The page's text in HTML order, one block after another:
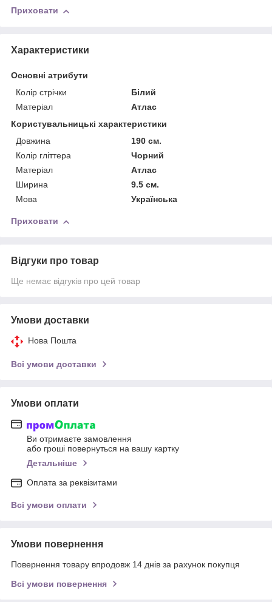
Приховати
Характеристики
Основні атрибути
Колір стрічки
Білий
Матеріал
Атлас
Користувальницькі характеристики
Довжина
190 см.
Колір гліттера
Чорний
Матерiал
Атлас
Ширина
9.5 см.
Мова
Українська
Приховати
Відгуки про товар
Ще немає відгуків про цей товар
Умови доставки
Нова Пошта
Всі умови доставки
Умови оплати
Ви отримаєте замовлення
або гроші повернуться на вашу картку
Детальніше
Оплата за реквізитами
Всі умови оплати
Умови повернення
Повернення товару впродовж 14 днів за рахунок покупця
Всі умови повернення